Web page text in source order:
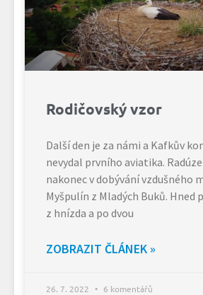
Rodičovský vzor
Další den je za námi a Kafkův
nevydal prvního aviatika.
nakonec v dobývání vzdušného
Myšpulín z Mladých Buků. Hned
z hnízda a po dvou
ZOBRAZIT ČLÁNEK »
26. 7. 2022 6 komentářů